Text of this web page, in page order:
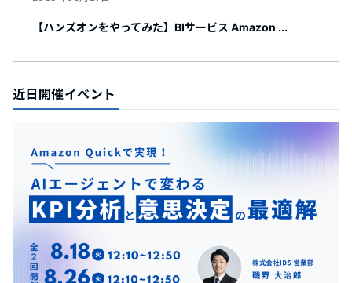
【ハンズオンをやってみた】BIサービス Amazon ...
近日開催イベント